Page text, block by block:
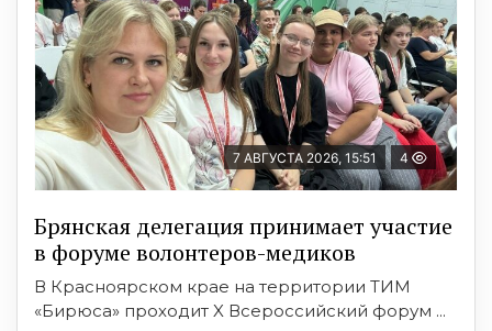
7 АВГУСТА 2026, 15:51 4
Брянская делегация принимает участие
в форуме волонтеров-медиков
В Красноярском крае на территории ТИМ
«Бирюса» проходит X Всероссийский форум ...